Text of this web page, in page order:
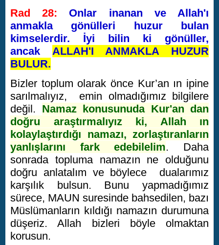
Rad 28: Onlar inanan ve Allah'ı
anmakla gönülleri huzur bulan
kimselerdir. İyi bilin ki gönüller,
ancak ALLAH'I ANMAKLA HUZUR
BULUR.
Bizler toplum olarak önce Kur’an ın ipine
sarılmalıyız, emin olmadığımız bilgilere
değil. Namaz konusunuda Kur'an dan
doğru araştırmalıyız ki, Allah ın
kolaylaştırdığı namazı, zorlaştıranların
yanlışlarını fark edebilelim. Daha
sonrada topluma namazın ne olduğunu
doğru anlatalım ve böylece dualarımız
karşılık bulsun. Bunu yapmadığımız
sürece, MAUN suresinde bahsedilen, bazı
Müslümanların kıldığı namazın durumuna
düşeriz. Allah bizleri böyle olmaktan
korusun.